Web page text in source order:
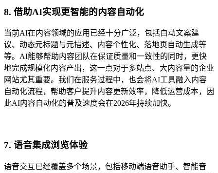
8. 借助AI实现更智能的内容自动化
当前AI在内容领域的应用已经十分广泛，包括自动文案建
议、动态元标题与元描述、内容个性化、落地页自动生成等
等。AI能够帮助内容团队在保证质量和一致性的同时，更快
地完成规模化内容产出，这一点对于多站点、大内容量的企业
网站尤其重要。我们在服务过程中，也会将AI工具融入内容
自动化流程，帮助客户提升内容更新效率，降低运营成本，因
此AI内容自动化的普及速度会在2026年持续加快。
7. 语音集成浏览体验
语音交互已经覆盖多个场景，包括移动端语音助手、智能音